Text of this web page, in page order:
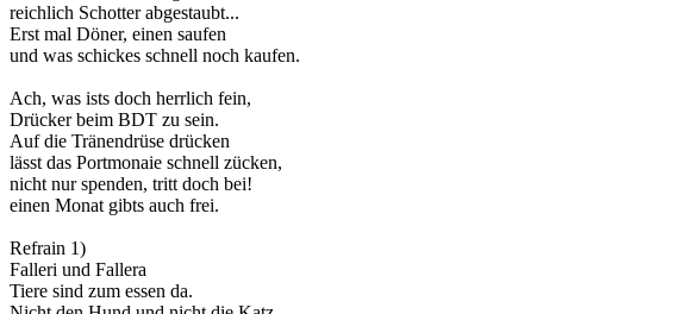
reichlich Schotter abgestaubt...
Erst mal Döner, einen saufen
und was schickes schnell noch kaufen.
Ach, was ists doch herrlich fein,
Drücker beim BDT zu sein.
Auf die Tränendrüse drücken
lässt das Portmonaie schnell zücken,
nicht nur spenden, tritt doch bei!
einen Monat gibts auch frei.
Refrain 1)
Falleri und Fallera
Tiere sind zum essen da.